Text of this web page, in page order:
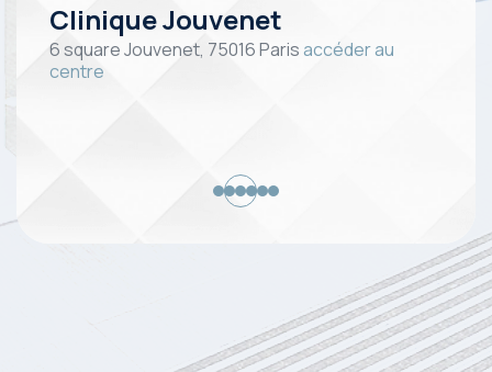
Clinique Jouvenet
6 square Jouvenet, 75016 Parisaccéder au
centre